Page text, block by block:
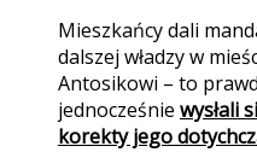
Mieszkańcy dali
dalszej władzy w
Antosikowi – to
jednocześnie wysłali
korekty jego